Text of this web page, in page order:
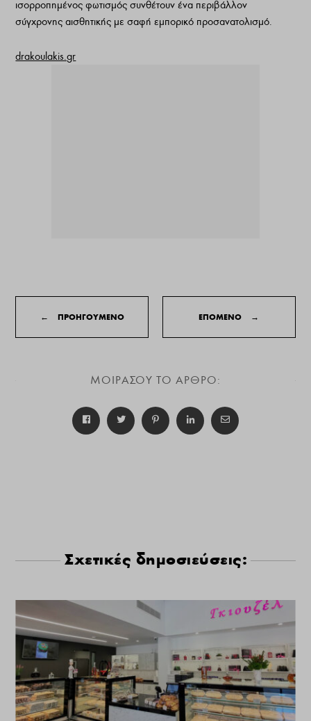
ισορροπημένος φωτισμός συνθέτουν ένα περιβάλλον
σύγχρονης αισθητικής με σαφή εμπορικό προσανατολισμό.
drakoulakis.gr
← ΠΡΟΗΓΟΥΜΕΝΟ ΕΠΟΜΕΝΟ →
ΜΟΙΡΑΣΟΥ ΤΟ ΑΡΘΡΟ:
Σχετικές δημοσιεύσεις: